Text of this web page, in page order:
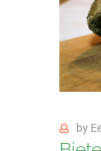
by